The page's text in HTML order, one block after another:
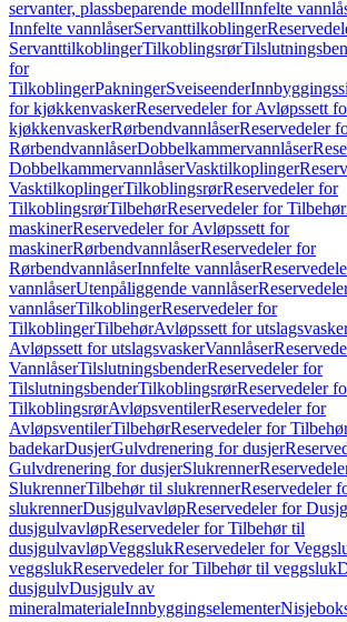
servanter, plassbeparende modellInnfelte
Innfelte vannlåserServanttilkoblinger
ServanttilkoblingerTilkoblingsrør
for
TilkoblingerPakningerSveiseender
for kjøkkenvaskerReservedeler for Avløpssett
kjøkkenvaskerRørbendvannlåserReservedeler
RørbendvannlåserDobbelkammervannlåser
DobbelkammervannlåserVasktilkoplinger
VasktilkoplingerTilkoblingsrørReservedeler for
TilkoblingsrørTilbehørReservedeler for Tilbehør
maskinerReservedeler for Avløpssett for
maskinerRørbendvannlåserReservedeler for
RørbendvannlåserInnfelte vannlåser
vannlåserUtenpåliggende vannlåser
vannlåserTilkoblingerReservedeler for
TilkoblingerTilbehørAvløpssett for
Avløpssett for utslagsvaskerVannlåser
VannlåserTilslutningsbenderReservedeler for
TilslutningsbenderTilkoblingsrørReservedeler
TilkoblingsrørAvløpsventilerReservedeler for
AvløpsventilerTilbehørReservedeler for
badekarDusjerGulvdrenering for dusjer
Gulvdrenering for dusjerSlukrenner
SlukrennerTilbehør til slukrennerReservedeler
slukrennerDusjgulvavløpReservedeler for
dusjgulvavløpReservedeler for Tilbehør til
dusjgulvavløpVeggslukReservedeler for
veggslukReservedeler for Tilbehør til veggsluk
dusjgulvDusjgulv av
mineralmaterialeInnbyggingselementer